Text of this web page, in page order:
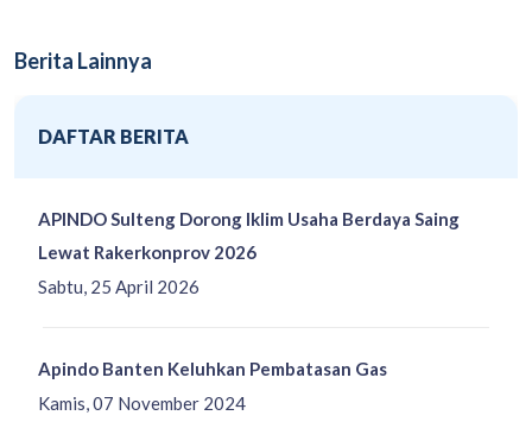
Berita Lainnya
DAFTAR BERITA
Sabtu, 25 April 2026
APINDO Sulteng Dorong Iklim Usaha Berdaya Saing
Lewat Rakerkonprov 2026
Kamis, 07 November 2024
Apindo Banten Keluhkan Pembatasan Gas